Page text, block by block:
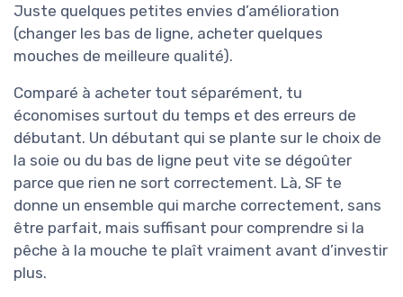
Juste quelques petites envies d’amélioration
(changer les bas de ligne, acheter quelques
mouches de meilleure qualité).
Comparé à acheter tout séparément, tu
économises surtout du temps et des erreurs de
débutant. Un débutant qui se plante sur le choix de
la soie ou du bas de ligne peut vite se dégoûter
parce que rien ne sort correctement. Là, SF te
donne un ensemble qui marche correctement, sans
être parfait, mais suffisant pour comprendre si la
pêche à la mouche te plaît vraiment avant d’investir
plus.